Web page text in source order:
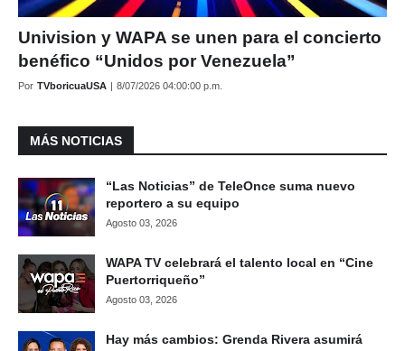
Univision y WAPA se unen para el concierto
benéfico “Unidos por Venezuela”
Por TVboricuaUSA | 8/07/2026 04:00:00 p.m.
MÁS NOTICIAS
“Las Noticias” de TeleOnce suma nuevo
reportero a su equipo
Agosto 03, 2026
WAPA TV celebrará el talento local en “Cine
Puertorriqueño”
Agosto 03, 2026
Hay más cambios: Grenda Rivera asumirá